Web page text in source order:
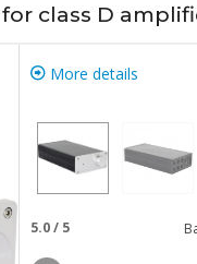
class D
More details
5.0/ 5